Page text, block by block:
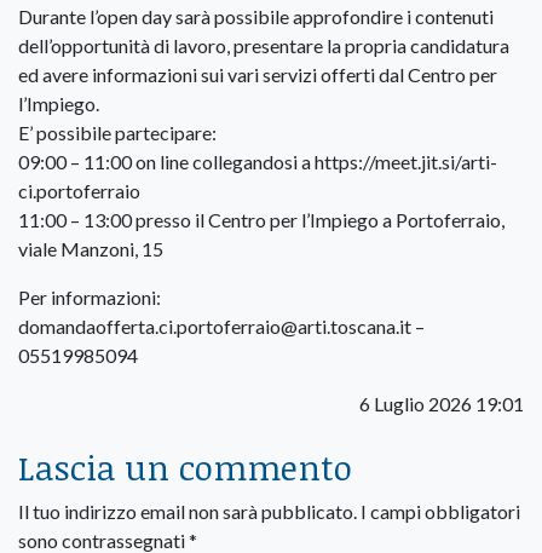
Durante l’open day sarà possibile approfondire i contenuti
dell’opportunità di lavoro, presentare la propria candidatura
ed avere informazioni sui vari servizi offerti dal Centro per
l’Impiego.
E’ possibile partecipare:
09:00 – 11:00 on line collegandosi a https://meet.jit.si/arti-
ci.portoferraio
11:00 – 13:00 presso il Centro per l’Impiego a Portoferraio,
viale Manzoni, 15
Per informazioni:
domandaofferta.ci.portoferraio@arti.toscana.it –
05519985094
6 Luglio 2026 19:01
Lascia un commento
Il tuo indirizzo email non sarà pubblicato. I campi obbligatori
sono contrassegnati*